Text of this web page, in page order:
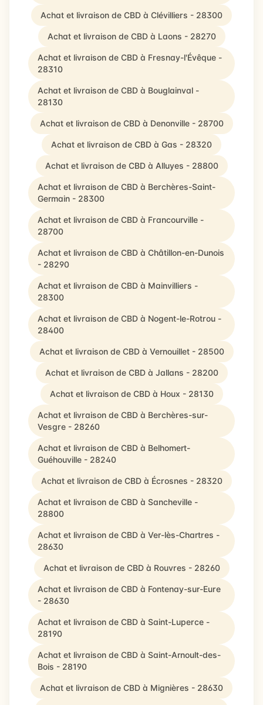
Achat et livraison de CBD à Clévilliers - 28300
Achat et livraison de CBD à Laons - 28270
Achat et livraison de CBD à Fresnay-l'Évêque -
28310
Achat et livraison de CBD à Bouglainval -
28130
Achat et livraison de CBD à Denonville - 28700
Achat et livraison de CBD à Gas - 28320
Achat et livraison de CBD à Alluyes - 28800
Achat et livraison de CBD à Berchères-Saint-
Germain - 28300
Achat et livraison de CBD à Francourville -
28700
Achat et livraison de CBD à Châtillon-en-Dunois
- 28290
Achat et livraison de CBD à Mainvilliers -
28300
Achat et livraison de CBD à Nogent-le-Rotrou -
28400
Achat et livraison de CBD à Vernouillet - 28500
Achat et livraison de CBD à Jallans - 28200
Achat et livraison de CBD à Houx - 28130
Achat et livraison de CBD à Berchères-sur-
Vesgre - 28260
Achat et livraison de CBD à Belhomert-
Guéhouville - 28240
Achat et livraison de CBD à Écrosnes - 28320
Achat et livraison de CBD à Sancheville -
28800
Achat et livraison de CBD à Ver-lès-Chartres -
28630
Achat et livraison de CBD à Rouvres - 28260
Achat et livraison de CBD à Fontenay-sur-Eure
- 28630
Achat et livraison de CBD à Saint-Luperce -
28190
Achat et livraison de CBD à Saint-Arnoult-des-
Bois - 28190
Achat et livraison de CBD à Mignières - 28630